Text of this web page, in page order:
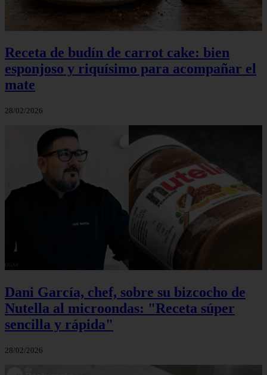
Receta de budín de carrot cake: bien
esponjoso y riquísimo para acompañar el
mate
28/02/2026
Dani García, chef, sobre su bizcocho de
Nutella al microondas: "Receta súper
sencilla y rápida"
28/02/2026